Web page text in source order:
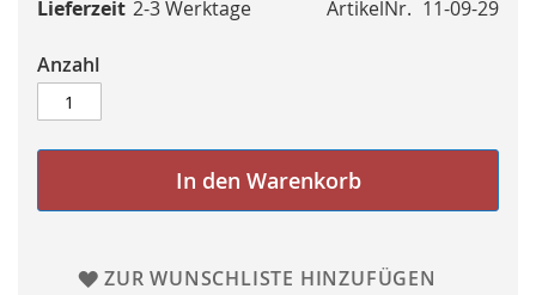
ArtikelNr. 11-09-29
Lieferzeit 2-3 Werktage
Anzahl
In den Warenkorb
ZUR WUNSCHLISTE HINZUFÜGEN